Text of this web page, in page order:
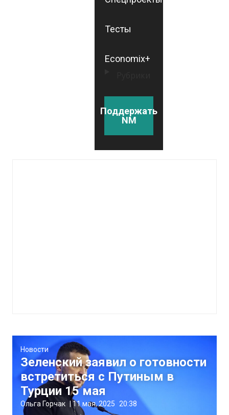
Тесты
Economix+
Поддержать
NM
Новости
Зеленский заявил о готовности
встретиться с Путиным в
Турции 15 мая
Ольга Горчак |11 мая, 2025 20:38